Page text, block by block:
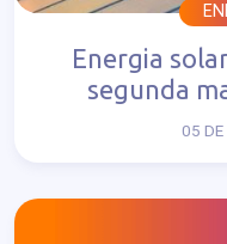
Energia
segunda
05